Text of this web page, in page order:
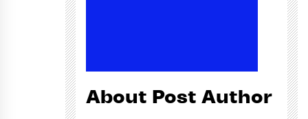
About Post Author